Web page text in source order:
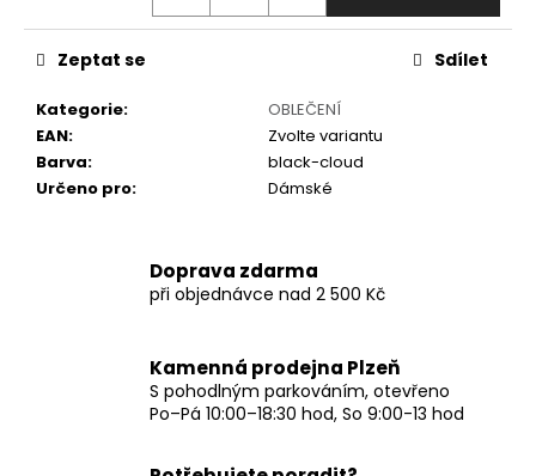
Kategorie:
OBLEČENÍ
EAN:
Zvolte variantu
Barva:
black-cloud
Určeno pro: Dámské
Zeptat se Sdílet
Doprava zdarma
při objednávce nad 2 500 Kč
Kamenná prodejna Plzeň
S pohodlným parkováním, otevřeno
Po–Pá 10:00–18:30 hod, So 9:00-13 hod